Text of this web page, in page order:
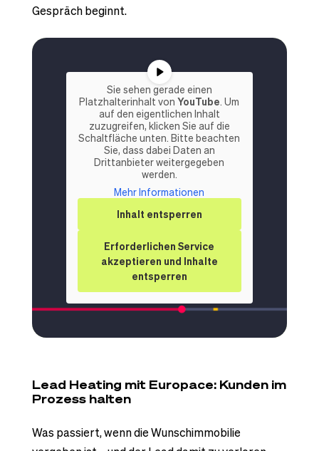
Gespräch beginnt.
Sie sehen gerade einen
Platzhalterinhalt vonYouTube. Um
auf den eigentlichen Inhalt
zuzugreifen, klicken Sie auf die
Schaltfläche unten. Bitte beachten
Sie, dass dabei Daten an
Drittanbieter weitergegeben
werden.
Mehr Informationen
Inhalt entsperren
Erforderlichen Service
akzeptieren und Inhalte
entsperren
Lead Heating mit Europace: Kunden im
Prozess halten
Was passiert, wenn die Wunschimmobilie